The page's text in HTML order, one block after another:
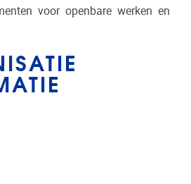
voor openbare werken en